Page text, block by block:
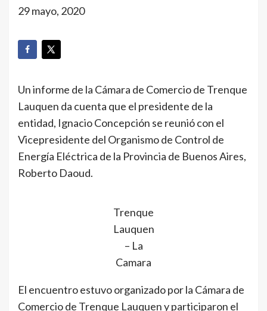
29 mayo, 2020
Un informe de la Cámara de Comercio de Trenque
Lauquen da cuenta que el presidente de la
entidad, Ignacio Concepción se reunió con el
Vicepresidente del Organismo de Control de
Energía Eléctrica de la Provincia de Buenos Aires,
Roberto Daoud.
Trenque
Lauquen
– La
Camara
El encuentro estuvo organizado por la Cámara de
Comercio de Trenque Lauquen y participaron el